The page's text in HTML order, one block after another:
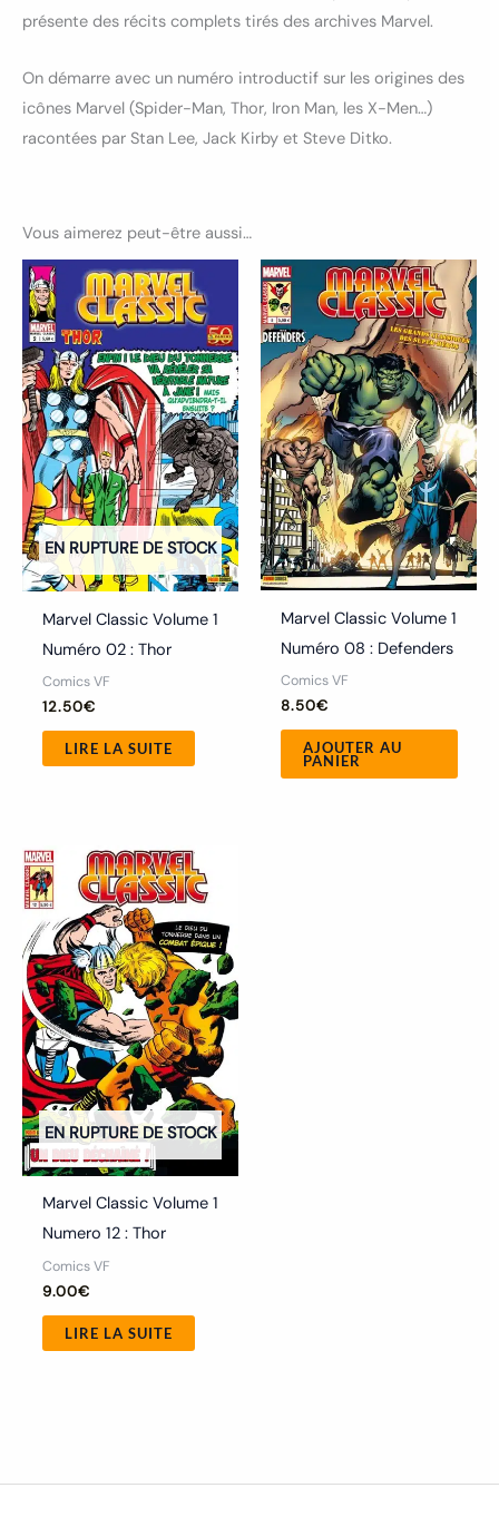
présente des récits complets tirés des archives Marvel.
On démarre avec un numéro introductif sur les origines des
icônes Marvel (Spider-Man, Thor, Iron Man, les X-Men…)
racontées par Stan Lee, Jack Kirby et Steve Ditko.
Vous aimerez peut-être aussi…
EN RUPTURE DE STOCK
Marvel Classic Volume 1
Numéro 02 : Thor
Comics VF
12.50€
LIRE LA SUITE
Marvel Classic Volume 1
Numéro 08 : Defenders
Comics VF
8.50€
AJOUTER AU
PANIER
EN RUPTURE DE STOCK
Marvel Classic Volume 1
Numero 12 : Thor
Comics VF
9.00€
LIRE LA SUITE